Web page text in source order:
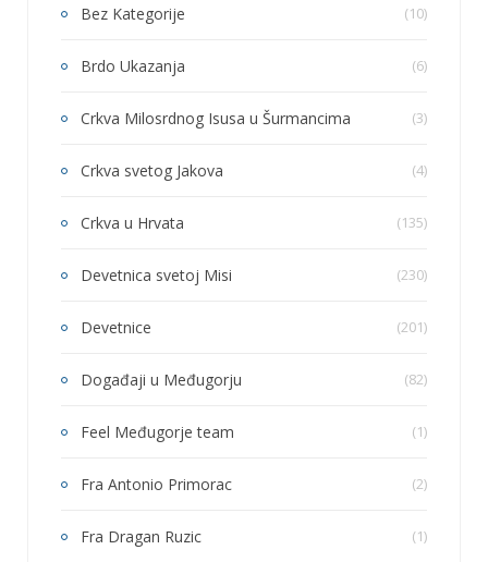
Bez Kategorije (10)
Brdo Ukazanja (6)
Crkva Milosrdnog Isusa u Šurmancima (3)
Crkva svetog Jakova (4)
Crkva u Hrvata (135)
Devetnica svetoj Misi (230)
Devetnice (201)
Događaji u Međugorju (82)
Feel Međugorje team (1)
Fra Antonio Primorac (2)
Fra Dragan Ruzic (1)